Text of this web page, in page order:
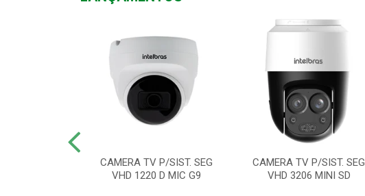
CAMERA TV P/SIST. SEG
VHD 1220 D MIC G9
CAMERA TV P/SIST. SEG
VHD 3206 MINI SD